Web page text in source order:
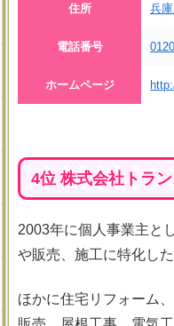
住所 兵
電話番号
ホームページ
4位 株式会社トラ
2003年に個人事業主と
や販売、施工に特化した
ほかに住宅リフォーム